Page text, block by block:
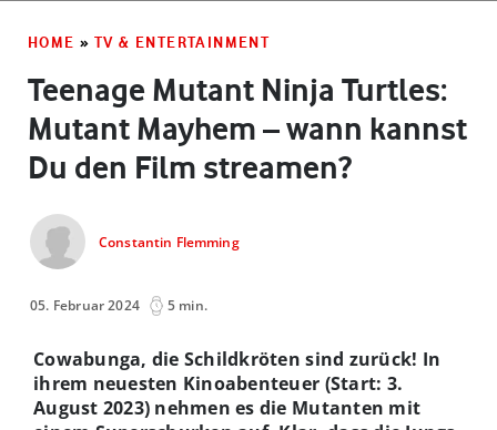
HOME » TV & ENTERTAINMENT
Teenage Mutant Ninja Turtles:
Mutant Mayhem – wann kannst
Du den Film streamen?
Constantin Flemming
05. Februar 2024 5 min.
Cowabunga, die Schildkröten sind zurück! In
ihrem neuesten Kinoabenteuer (Start: 3.
August 2023) nehmen es die Mutanten mit